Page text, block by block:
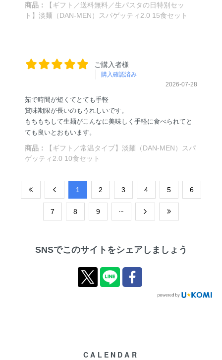
商品：
【ギフト／送料無料／生パスタの日特別セッ
ト】淡麺（DAN-MEN）スパゲッティ2.0 15食セット
ご購入者様
購入確認済み
2026-07-28
茹で時間が短くてとても手軽
賞味期限が長いのもうれしいです。
もちもちして生麺がこんなに美味しく手軽に食べられてと
ても良いとおもいます。
商品：
【ギフト／常温タイプ】淡麺（DAN-MEN）スパ
ゲッティ2.0 10食セット
​1 ​2 ​3 ​4 ​5 ​6
​7 ​8 ​9
SNSでこのサイトをシェアしましょう
CALENDAR